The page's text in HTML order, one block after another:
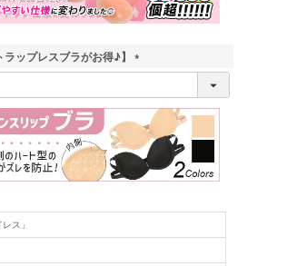
ラップレスブラがお得♪】
(
必
須
)
ス」